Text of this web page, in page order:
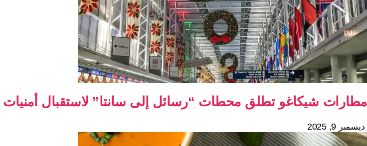
مطارات شيكاغو تطلق محطات “رسائل إلى سانتا” لاستقبال أمنيات
ديسمبر 9, 2025